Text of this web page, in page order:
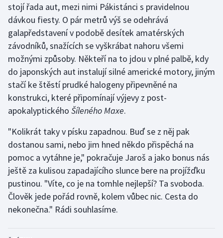
stojí řada aut, mezi nimi Pákistánci s pravidelnou
dávkou fiesty. O pár metrů výš se odehrává
galapředstavení v podobě desítek amatérských
závodníků, snažících se vyškrábat nahoru všemi
možnými způsoby. Někteří na to jdou v plné palbě, kdy
do japonských aut instalují silné americké motory, jiným
stačí ke štěstí prudké halogeny připevněné na
konstrukci, které připomínají výjevy z post-
apokalyptického Šíleného Maxe.
"Kolikrát taky v písku zapadnou. Buď se z něj pak
dostanou sami, nebo jim hned někdo přispěchá na
pomoc a vytáhne je," pokračuje Jaroš a jako bonus nás
ještě za kulisou zapadajícího slunce bere na projížďku
pustinou. "Víte, co je na tomhle nejlepší? Ta svoboda.
Člověk jede pořád rovně, kolem vůbec nic. Cesta do
nekonečna." Rádi souhlasíme.